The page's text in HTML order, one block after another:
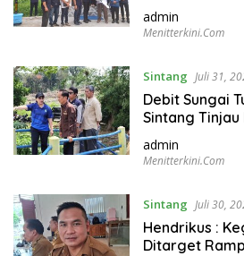
admin
Menitterkini.com
Sintang Juli 31,
Debit Sungai
Sintang Tinjau
admin
Menitterkini.com
Sintang Juli 30,
Hendrikus :
Ditarget